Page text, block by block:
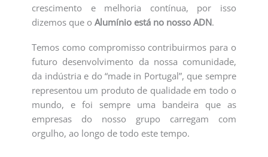
crescimento e melhoria contínua, por isso
dizemos que oAlumínio está no nosso ADN.
Temos como compromisso contribuirmos para o
futuro desenvolvimento da nossa comunidade,
da indústria e do “made in Portugal”, que sempre
representou um produto de qualidade em todo o
mundo, e foi sempre uma bandeira que as
empresas do nosso grupo carregam com
orgulho, ao longo de todo este tempo.